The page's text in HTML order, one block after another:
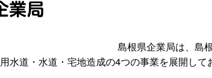
島根県企業局は、島
水道・水道・宅地造成の4つの事業を展開し